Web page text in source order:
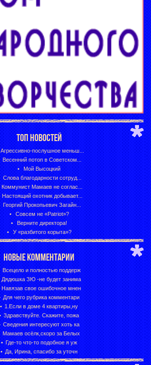
ТОП НОВОСТЕЙ
Агрессивно-послушное меньш...
Весенний потоп в Советском...
Мой Высоцкий
Слова благодарности сотруд...
Коммунист Мамаев не соглас...
Настоящий охотник добывает...
Георгий Прокопьевич Загайн...
Совсем не «Patriot»?
Верните директора!
У «разбитого корыта»?
НОВЫЕ КОММЕНТАРИИ
Всецело и полностью поддерж
Дядюшка ЗЮ -не будет занима
Навязав свое ошибочное мнен
Для чего рубрика комментари
1.Если в доме 4 квартиры,ну
Здравствуйте. Скажите, пожа
Сведения интересуют хоть ка
Мамаев осёлк,скоро за Белых
Где-то что-то подобное я уж
Да, Ирина, спасибо за уточн